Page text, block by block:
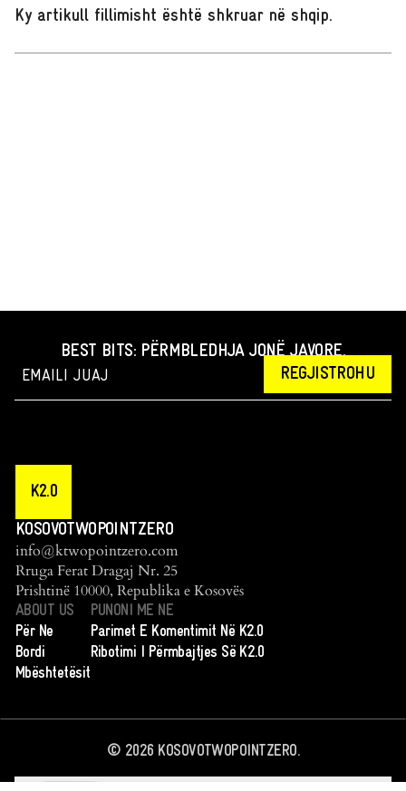
Ky artikull fillimisht është shkruar në shqip.
BEST BITS: PËRMBLEDHJA JONË JAVORE.
REGJISTROHU
K2.0
KOSOVOTWOPOINTZERO
info@ktwopointzero.com
Rruga Ferat Dragaj Nr. 25
Prishtinë 10000, Republika e Kosovës
ABOUT US
Për Ne
Bordi
Mbështetësit
PUNONI ME NE
Parimet E Komentimit Në K2.0
Ribotimi I Përmbajtjes Së K2.0
© 2026KOSOVOTWOPOINTZERO.